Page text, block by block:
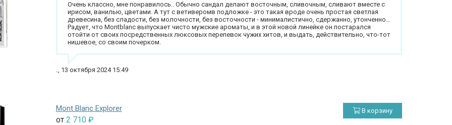
Очень классно, мне понравилось.. Обычно сандал делают восточным, сливочным, сливают вместе с
ирисом, ванилью, цветами. А тут с ветиверомв подложке - это такая вроде очень простая светлая
древесина, без сладости, без молочности, без восточности - минималистично, сдержанно, утонченно…
Радует, что Montblanc выпускает чисто мужские ароматы, и в этой новой линейке он постарался
отойти от своих посредственных люксовых перепевок чужих хитов, и выдать, действительно, что-тот
нишевое, со своим почерком.
., 13 октября 2024 15:49
Mont Blanc Explorer
от 2 710 ₽
В корзину